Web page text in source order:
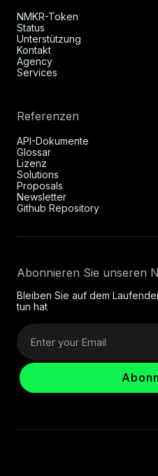
NMKR-Token
Status
Unterstützung
Kontakt
Agency
Services
Referenzen
API-Dokumente
Glossar
Lizenz
Solutions
Proposals
Newsletter
Github Repository
Abonnieren Sie unseren
Bleiben Sie auf dem
tun hat